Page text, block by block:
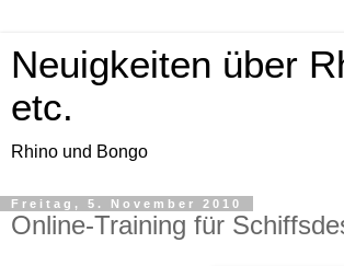
Neuigkeiten über
etc.
Rhino und Bongo
Freitag, 5. November 2010
Online-Training für